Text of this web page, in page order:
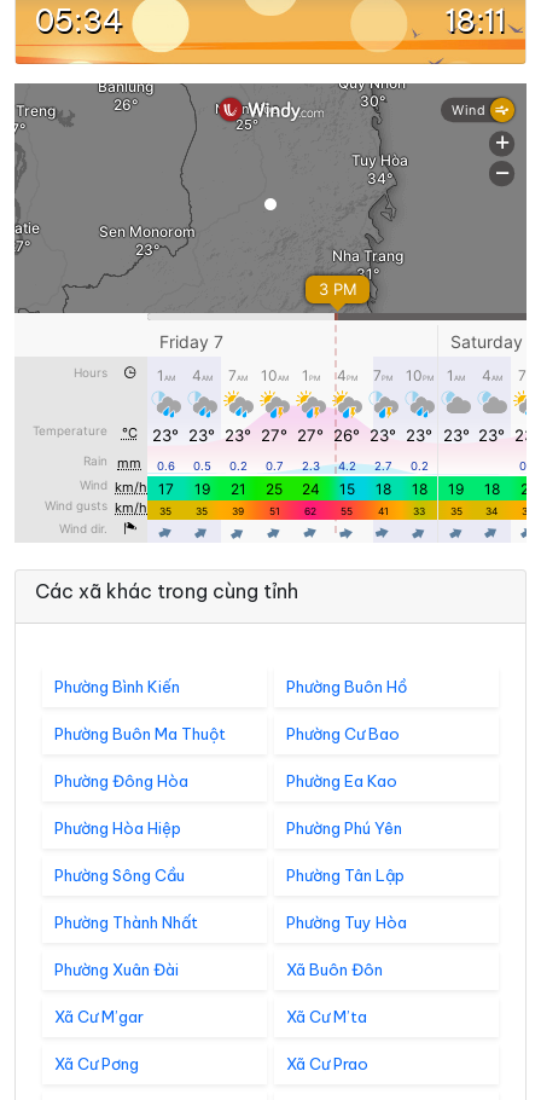
05:34 18:11
Các xã khác trong cùng tỉnh
Phường Bình Kiến Phường Buôn Hồ
Phường Buôn Ma Thuột Phường Cư Bao
Phường Đông Hòa Phường Ea Kao
Phường Hòa Hiệp Phường Phú Yên
Phường Sông Cầu Phường Tân Lập
Phường Thành Nhất Phường Tuy Hòa
Phường Xuân Đài Xã Buôn Đôn
Xã Cư M’gar Xã Cư M’ta
Xã Cư Pơng Xã Cư Prao